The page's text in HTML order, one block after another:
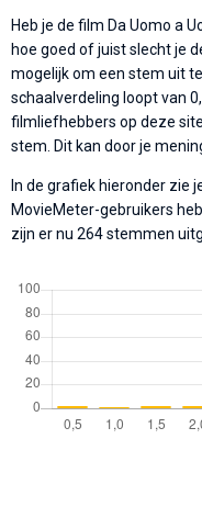
Heb je de film Da Uomo a
hoe goed of juist slecht je
mogelijk om een stem uit
schaalverdeling loopt van
filmliefhebbers op deze
stem. Dit kan door je
In de grafiek hieronder zie
MovieMeter-gebruikers
zijn er nu 264 stemmen